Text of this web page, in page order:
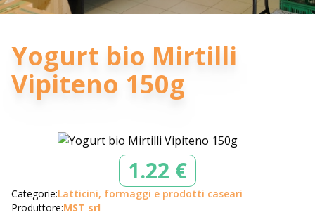
Yogurt bio Mirtilli
Vipiteno 150g
1.22 €
Categorie:Latticini, formaggi e prodotti caseari
Produttore:MST srl